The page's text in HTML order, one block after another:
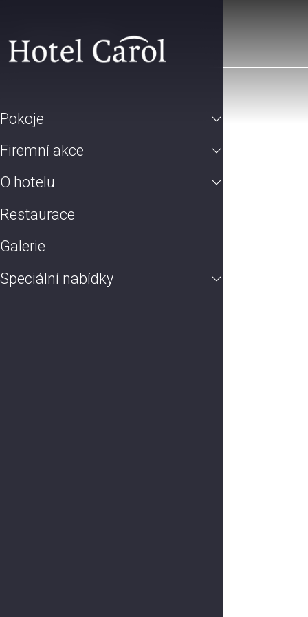
Pokoje
Firemní akce
O hotelu
Restaurace
Galerie
Speciální nabídky